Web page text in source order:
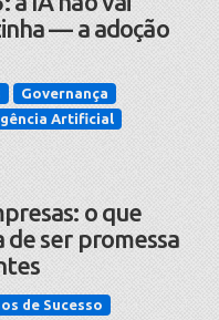
— a adoção
Governança
Artificial
o que
de ser promessa
de Sucesso